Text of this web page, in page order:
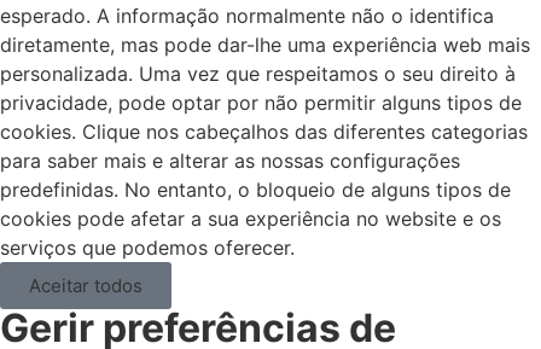
esperado. A informação normalmente não o identifica
diretamente, mas pode dar-lhe uma experiência web mais
personalizada. Uma vez que respeitamos o seu direito à
privacidade, pode optar por não permitir alguns tipos de
cookies. Clique nos cabeçalhos das diferentes categorias
para saber mais e alterar as nossas configurações
predefinidas. No entanto, o bloqueio de alguns tipos de
cookies pode afetar a sua experiência no website e os
serviços que podemos oferecer.
Aceitar todos
Gerir preferências de